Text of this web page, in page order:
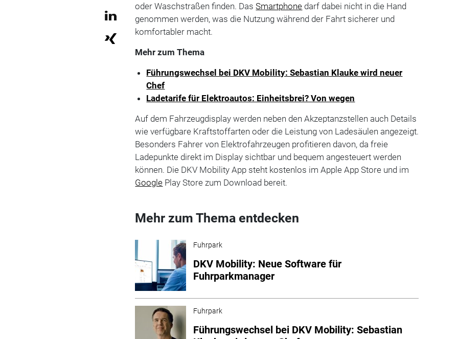
oder Waschstraßen finden. DasSmartphone darf dabei nicht in die Hand
genommen werden, was die Nutzung während der Fahrt sicherer und
komfortabler macht.
Mehr zum Thema
Führungswechsel bei DKV Mobility: Sebastian Klauke wird neuer
Chef
Ladetarife für Elektroautos: Einheitsbrei? Von wegen
Auf dem Fahrzeugdisplay werden neben den Akzeptanzstellen auch Details
wie verfügbare Kraftstoffarten oder die Leistung von Ladesäulen angezeigt.
Besonders Fahrer von Elektrofahrzeugen profitieren davon, da freie
Ladepunkte direkt im Display sichtbar und bequem angesteuert werden
können. Die DKV Mobility App steht kostenlos im Apple App Store und im
Google Play Store zum Download bereit.
Mehr zum Thema entdecken
Fuhrpark
DKV Mobility: Neue Software für
Fuhrparkmanager
Fuhrpark
Führungswechsel bei DKV Mobility: Sebastian